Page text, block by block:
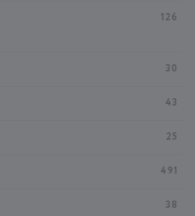
126
30
43
25
491
38